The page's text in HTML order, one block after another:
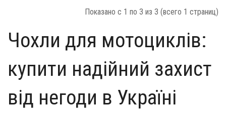
Показано с 1 по 3 из 3 (всего 1 страниц)
Чохли для мотоциклів:
купити надійний захист
від негоди в Україні